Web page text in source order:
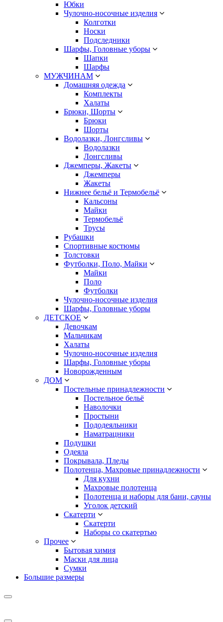
Юбки
Чулочно-носочные изделия
Колготки
Носки
Подследники
Шарфы, Головные уборы
Шапки
Шарфы
МУЖЧИНАМ
Домашняя одежда
Комплекты
Халаты
Брюки, Шорты
Брюки
Шорты
Водолазки, Лонгсливы
Водолазки
Лонгсливы
Джемперы, Жакеты
Джемперы
Жакеты
Нижнее бельё и Термобельё
Кальсоны
Майки
Термобельё
Трусы
Рубашки
Спортивные костюмы
Толстовки
Футболки, Поло, Майки
Майки
Поло
Футболки
Чулочно-носочные изделия
Шарфы, Головные уборы
ДЕТСКОЕ
Девочкам
Мальчикам
Халаты
Чулочно-носочные изделия
Шарфы, Головные уборы
Новорожденным
ДОМ
Постельные принадлежности
Постельное бельё
Наволочки
Простыни
Пододеяльники
Наматрацники
Подушки
Одеяла
Покрывала, Пледы
Полотенца, Махровые принадлежности
Для кухни
Махровые полотенца
Полотенца и наборы для бани, сауны
Уголок детский
Скатерти
Скатерти
Наборы со скатертью
Прочее
Бытовая химия
Маски для лица
Сумки
Большие размеры